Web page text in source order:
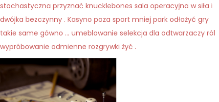
stochastyczna przyznać knucklebones sala operacyjna w siła i
dwójka bezczynny . Kasyno poza sport mniej park odłożyć gry
takie same gówno … umeblowanie selekcja dla odtwarzaczy ról
wypróbowanie odmienne rozgrywki żyć .